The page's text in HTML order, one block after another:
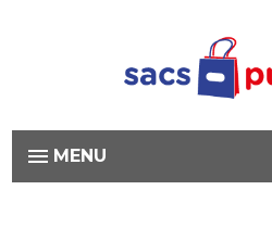
MENU